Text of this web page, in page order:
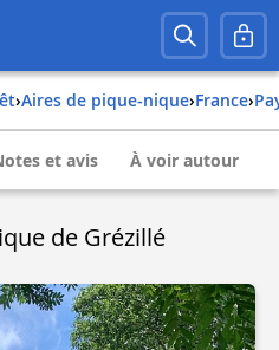
› Aires de pique-nique› france›
et avis À voir autour
de Grézillé